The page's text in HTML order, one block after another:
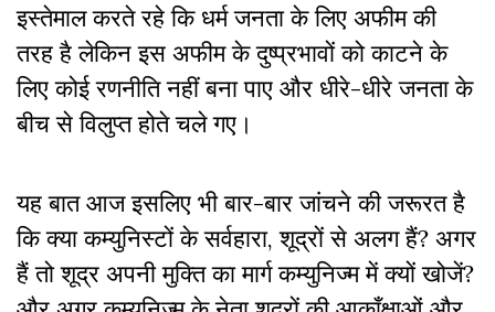
इस्तेमाल करते रहे कि धर्म जनता के लिए अफीम की
तरह है लेकिन इस अफीम के दुष्प्रभावों को काटने के
लिए कोई रणनीति नहीं बना पाए और धीरे-धीरे जनता के
बीच से विलुप्त होते चले गए।
यह बात आज इसलिए भी बार-बार जांचने की जरूरत है
कि क्या कम्युनिस्टों के सर्वहारा, शूद्रों से अलग हैं? अगर
हैं तो शूद्र अपनी मुक्ति का मार्ग कम्युनिज्म में क्यों खोजें?